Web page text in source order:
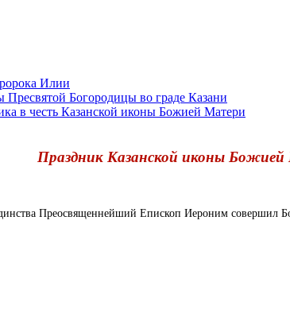
Илии
Пресвятой Богородицы во граде Казани
в честь Казанской иконы Божией Матери
Праздник Казанской иконы
Преосвященнейший Епископ Иероним совершил